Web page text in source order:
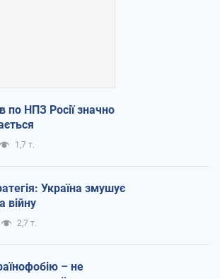
по НПЗ Росії значно
1,7 т.
Україна змушує
війну
2,7 т.
– не